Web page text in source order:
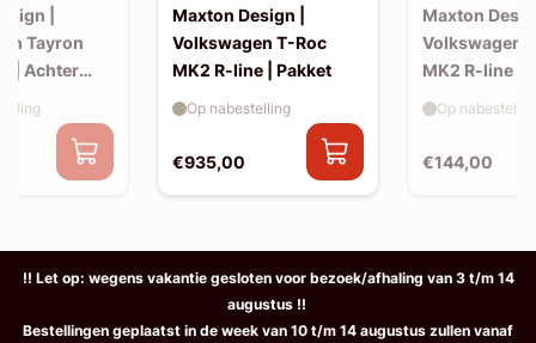
|
Tayron
| Achter
Maxton Design |
Volkswagen T-Roc
MK2 R-line | Pakket
€935,00
Op nabestelling
Maxton
Volkswagen
MK2 R-line |
extension
€144,00
Op
!! Let op: wegens vakantie gesloten voor bezoek/afhaling van 3 t/m 14
augustus !!
Bestellingen geplaatst in de week van 10 t/m 14 augustus zullen vanaf